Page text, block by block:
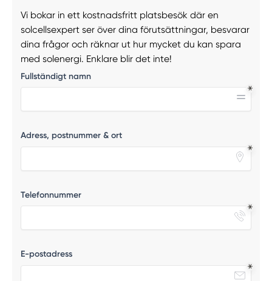
Vi bokar in ett kostnadsfritt platsbesök där en
solcellsexpert ser över dina förutsättningar, besvarar
dina frågor och räknar ut hur mycket du kan spara
med solenergi. Enklare blir det inte!
Fullständigt namn
Adress, postnummer & ort
Telefonnummer
E-postadress